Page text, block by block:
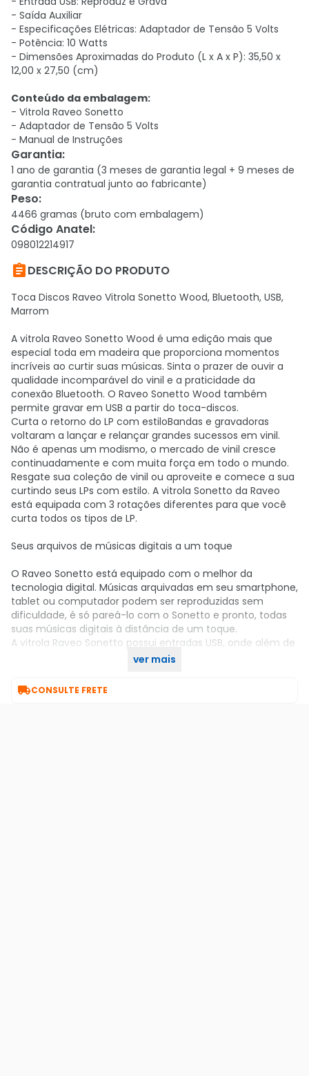
- Saída Auxiliar
- Especificações Elétricas: Adaptador de Tensão 5 Volts
- Potência: 10 Watts
- Dimensões Aproximadas do Produto (L x A x P): 35,50 x
12,00 x 27,50 (cm)
Conteúdo da embalagem:
- Vitrola Raveo Sonetto
- Adaptador de Tensão 5 Volts
- Manual de Instruções
Garantia:
1 ano de garantia (3 meses de garantia legal + 9 meses de
garantia contratual junto ao fabricante)
Peso:
4466 gramas (bruto com embalagem)
Código Anatel:
098012214917
DESCRIÇÃO DO PRODUTO
Toca Discos Raveo Vitrola Sonetto Wood, Bluetooth, USB,
Marrom
A vitrola Raveo Sonetto Wood é uma edição mais que
especial toda em madeira que proporciona momentos
incríveis ao curtir suas músicas. Sinta o prazer de ouvir a
qualidade incomparável do vinil e a praticidade da
conexão Bluetooth. O Raveo Sonetto Wood também
permite gravar em USB a partir do toca-discos.
Curta o retorno do LP com estiloBandas e gravadoras
voltaram a lançar e relançar grandes sucessos em vinil.
Não é apenas um modismo, o mercado de vinil cresce
continuadamente e com muita força em todo o mundo.
Resgate sua coleção de vinil ou aproveite e comece a sua
curtindo seus LPs com estilo. A vitrola Sonetto da Raveo
está equipada com 3 rotações diferentes para que você
curta todos os tipos de LP.
Seus arquivos de músicas digitais a um toque
O Raveo Sonetto está equipado com o melhor da
tecnologia digital. Músicas arquivadas em seu smartphone,
tablet ou computador podem ser reproduzidas sem
dificuldade, é só pareá-lo com o Sonetto e pronto, todas
suas músicas digitais à distância de um toque.
A vitrola Raveo Sonetto possui entradas USB, onde além de
reproduzir seus áudios preferidos, permite a gravação a
ver mais
CONSULTE FRETE